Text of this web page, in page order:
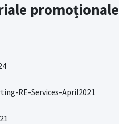
promoționale
RE-Services-April2021